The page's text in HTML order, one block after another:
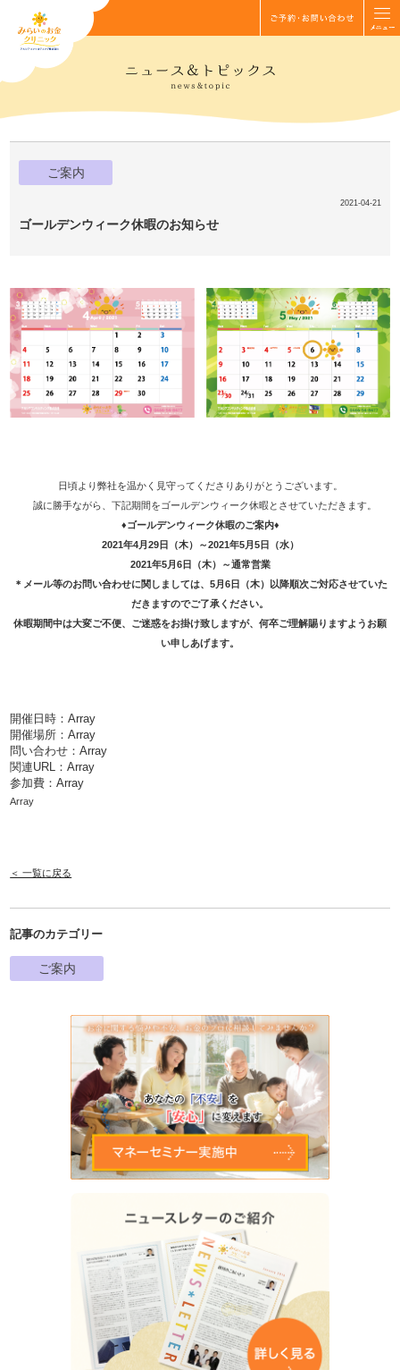
ご案内
ゴールデンウィーク休暇のお知らせ
2021-04-21
日頃より弊社を温かく見守ってくださりありがとうございます。
誠に勝手ながら、下記期間をゴールデンウィーク休暇とさせていただきます。
♦ゴールデンウィーク休暇のご案内♦
2021年4月29日（木）～2021年5月5日（水）
2021年5月6日（木）～通常営業
＊メール等のお問い合わせに関しましては、5月6日（木）以降順次ご対応させていた
だきますのでご了承ください。
休暇期間中は大変ご不便、ご迷惑をお掛け致しますが、何卒ご理解賜りますようお願
い申しあげます。
開催日時：Array
開催場所：Array
問い合わせ：Array
関連URL：Array
参加費：Array
Array
＜ 一覧に戻る
記事のカテゴリー
ご案内